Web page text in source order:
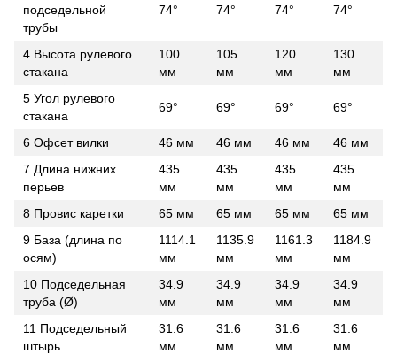
подседельной
трубы
74° 74° 74° 74°
4 Высота рулевого
стакана
100
мм
105
мм
120
мм
130
мм
5 Угол рулевого
стакана
69° 69° 69° 69°
6 Офсет вилки 46 мм 46 мм 46 мм
46 мм
7 Длина нижних
перьев
435
мм
435
мм
435
мм
435
мм
8 Провис каретки
65 мм 65 мм 65 мм
65 мм
9 База (длина по
осям)
1114.1
мм
1135.9
мм
1161.3
мм
1184.9
мм
10 Подседельная
труба (Ø)
34.9
мм
34.9
мм
34.9
мм
34.9
мм
11 Подседельный
штырь
31.6
мм
31.6
мм
31.6
мм
31.6
мм